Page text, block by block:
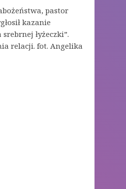
pastor
kazanie
łyżeczki”.
relacji. fot. Angelika